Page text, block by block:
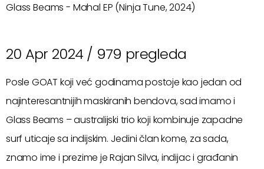
Glass Beams - Mahal EP (Ninja Tune, 2024)
20 Apr 2024 / 979 pregleda
Posle GOAT koji već godinama postoje kao jedan od
najinteresantnijih maskiranih bendova, sad imamo i
Glass Beams – australijski trio koji kombinuje zapadne
surf uticaje sa indijskim. Jedini član kome, za sada,
znamo ime i prezime je Rajan Silva, indijac i građanin